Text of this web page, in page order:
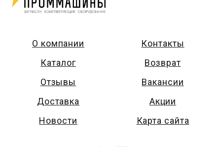
О компании
Каталог
Отзывы
Доставка
Новости
Контакты
Возврат
Вакансии
Акции
Карта сайта